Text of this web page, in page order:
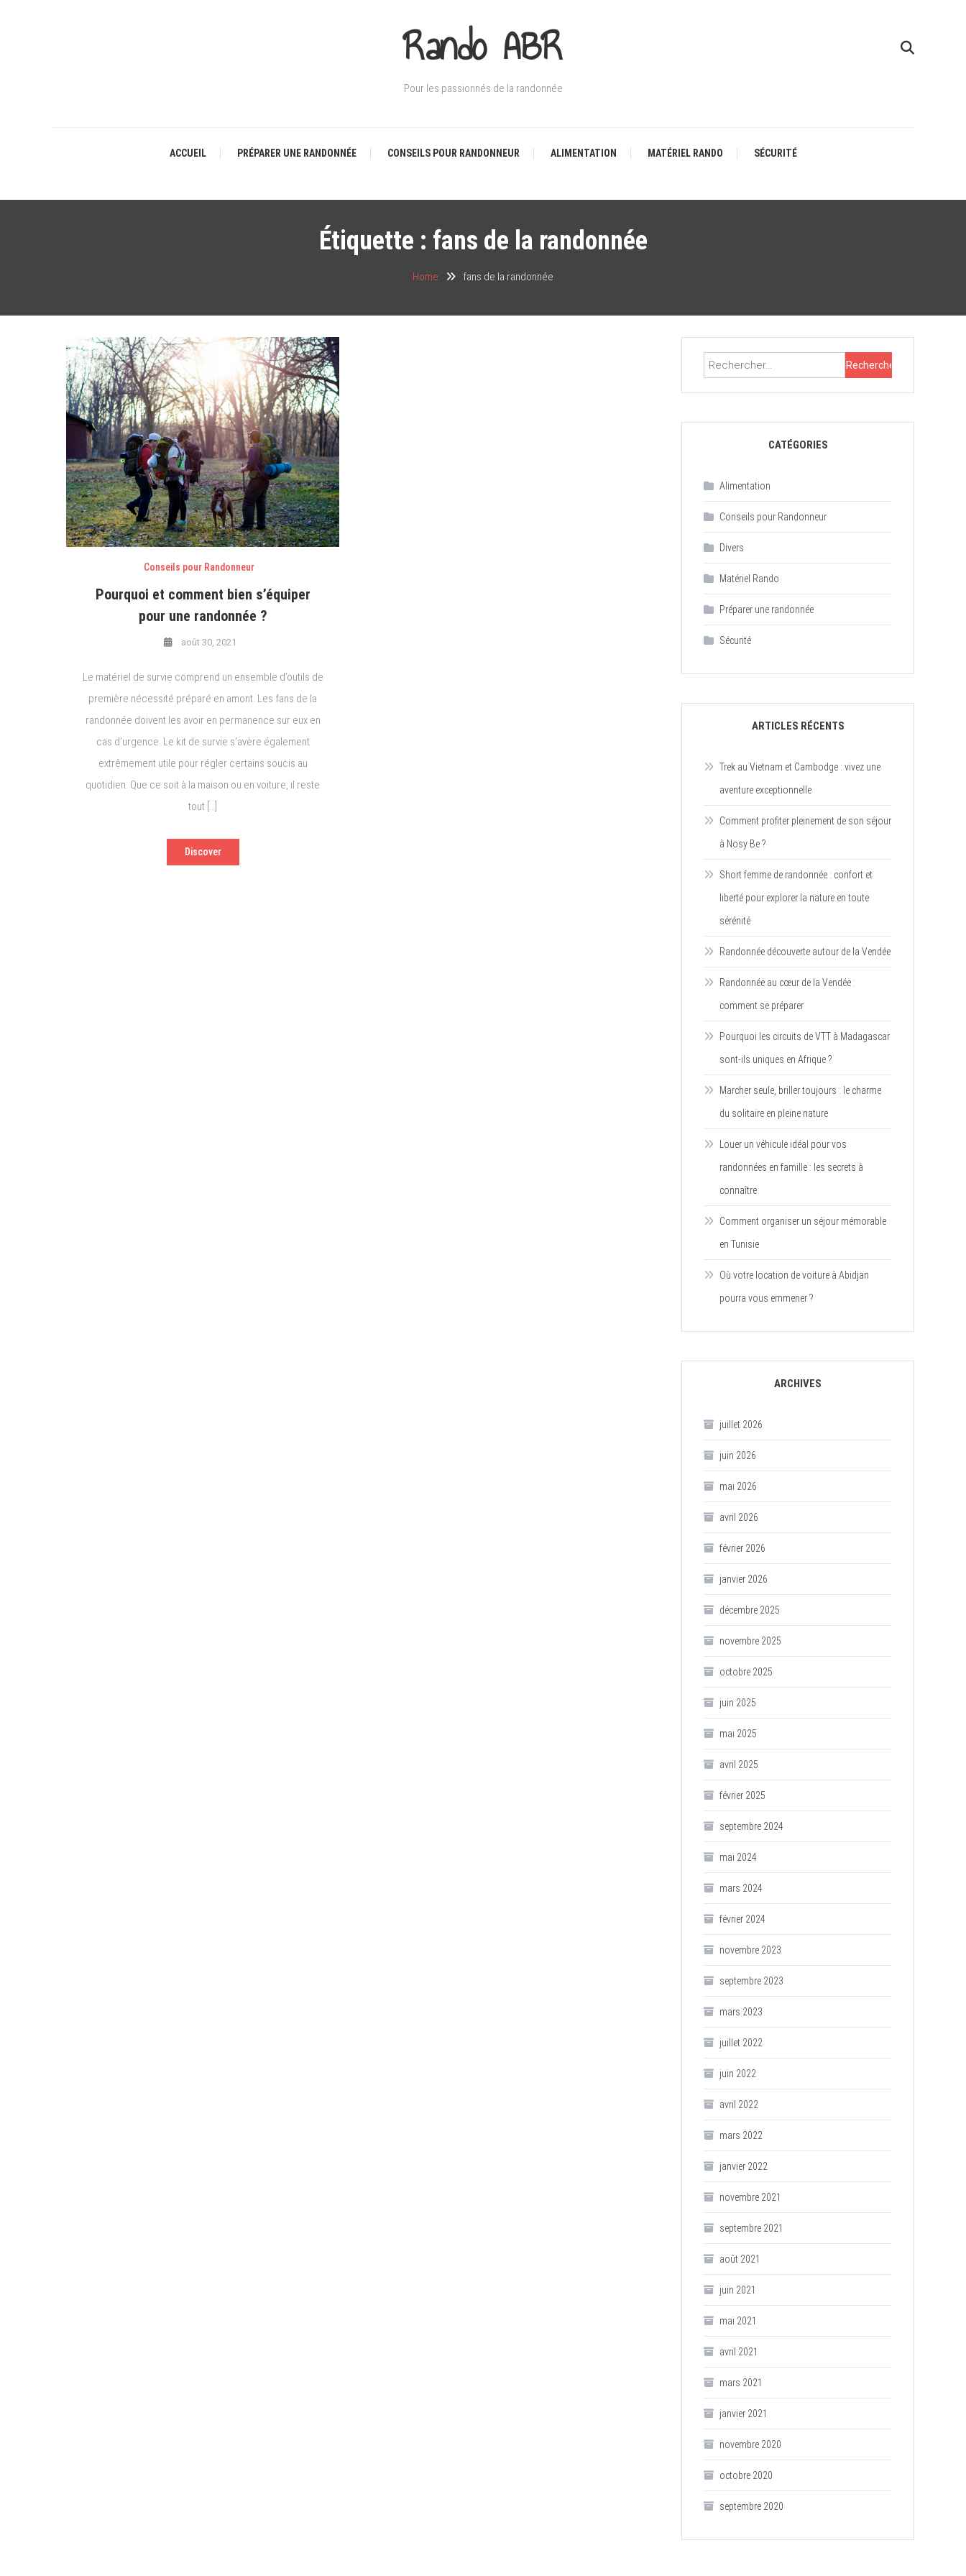
Rando ABR
Pour les passionnés de la randonnée
ACCUEIL PRÉPARER UNE RANDONNÉE CONSEILS POUR RANDONNEUR ALIMENTATION MATÉRIEL RANDO SÉCURITÉ
Étiquette : fans de la randonnée
Home fans de la randonnée
Conseils pour Randonneur
Pourquoi et comment bien s’équiper
pour une randonnée ?
août 30, 2021
Le matériel de survie comprend un ensemble d’outils de
première nécessité préparé en amont. Les fans de la
randonnée doivent les avoir en permanence sur eux en
cas d’urgence. Le kit de survie s’avère également
extrêmement utile pour régler certains soucis au
quotidien. Que ce soit à la maison ou en voiture, il reste
tout […]
Discover
Rechercher :
CATÉGORIES
Alimentation
Conseils pour Randonneur
Divers
Matériel Rando
Préparer une randonnée
Sécurité
ARTICLES RÉCENTS
Trek au Vietnam et Cambodge : vivez une
aventure exceptionnelle
Comment profiter pleinement de son séjour
à Nosy Be ?
Short femme de randonnée : confort et
liberté pour explorer la nature en toute
sérénité
Randonnée découverte autour de la Vendée
Randonnée au cœur de la Vendée :
comment se préparer
Pourquoi les circuits de VTT à Madagascar
sont-ils uniques en Afrique ?
Marcher seule, briller toujours : le charme
du solitaire en pleine nature
Louer un véhicule idéal pour vos
randonnées en famille : les secrets à
connaître
Comment organiser un séjour mémorable
en Tunisie
Où votre location de voiture à Abidjan
pourra vous emmener ?
ARCHIVES
juillet 2026
juin 2026
mai 2026
avril 2026
février 2026
janvier 2026
décembre 2025
novembre 2025
octobre 2025
juin 2025
mai 2025
avril 2025
février 2025
septembre 2024
mai 2024
mars 2024
février 2024
novembre 2023
septembre 2023
mars 2023
juillet 2022
juin 2022
avril 2022
mars 2022
janvier 2022
novembre 2021
septembre 2021
août 2021
juin 2021
mai 2021
avril 2021
mars 2021
janvier 2021
novembre 2020
octobre 2020
septembre 2020